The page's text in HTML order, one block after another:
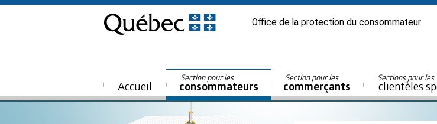
Office de la protection du consommateur
Accueil
Section pour les
consommateurs
Section pour les
commerçants
Sections pour les
clientèles